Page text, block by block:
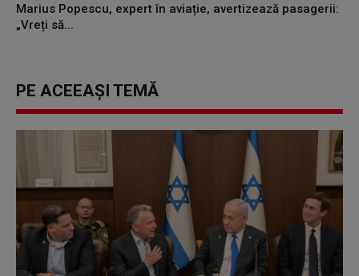
Marius Popescu, expert în aviație, avertizează pasagerii:
„Vreți să...
PE ACEEAȘI TEMĂ